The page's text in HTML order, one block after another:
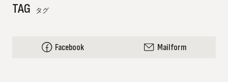
TAG タグ
Facebook Mailform